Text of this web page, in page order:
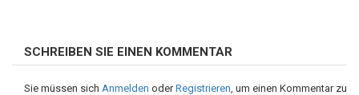
SCHREIBEN SIE EINEN KOMMENTAR
Sie müssen sich Anmelden oderRegistrieren, um einen Kommentar zu